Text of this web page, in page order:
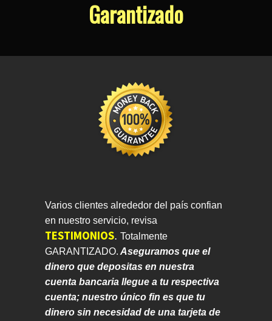
Garantizado
Varios clientes alrededor del país confian
en nuestro servicio, revisa
TESTIMONIOS. Totalmente
GARANTIZADO. Aseguramos que el
dinero que depositas en nuestra
cuenta bancaria llegue a tu respectiva
cuenta; nuestro único fin es que tu
dinero sin necesidad de una tarjeta de